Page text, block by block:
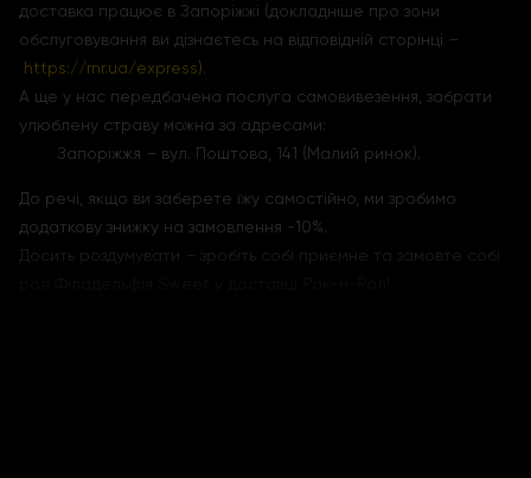
доставка працює в Запоріжжі (докладніше про зони
обслуговування ви дізнаєтесь на відповідній сторінці –
https://rnr.ua/express).
А ще у нас передбачена послуга самовивезення, забрати
улюблену страву можна за адресами:
Запоріжжя – вул. Поштова, 141 (Малий ринок).
До речі, якщо ви заберете їжу самостійно, ми зробимо
додаткову знижку на замовлення -10%.
Досить роздумувати – зробіть собі приємне та замовте собі